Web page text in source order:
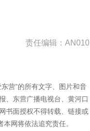
责任编辑：AN010
营”的所有文字、图片和音
、东营广播电视台、黄河口
书面授权不得转载、链接或
网将依法追究责任。